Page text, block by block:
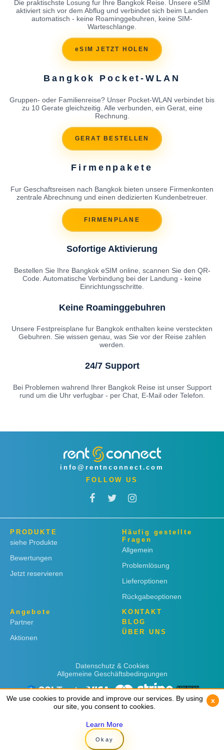
Die praktischste Losung fur Ihre Bangkok Reise. Unsere eSIM
aktiviert sich vor dem Abflug und verbindet sich beim Landen
automatisch - keine Roaminggebuhren, keine SIM-
Warteschlange.
eSIM JETZT HOLEN
Bangkok Pocket-WLAN
Gruppen- oder Familienreise? Unser Pocket-WLAN verbindet bis
zu 10 Gerate gleichzeitig. Alle verbunden, ein Gerat, eine
Rechnung.
GERAT BESTELLEN
Firmenpakete
Fur Geschaftsreisen nach Bangkok bieten unsere Firmenkonten
zentrale Abrechnung und einen dedizierten Kundenbetreuer.
FIRMENPLANE
Sofortige Aktivierung
Bestellen Sie Ihre Bangkok eSIM online, scannen Sie den QR-
Code. Automatische Verbindung bei der Landung - keine
Einrichtungsschritte.
Keine Roaminggebuhren
Unsere Festpreisplane fur Bangkok enthalten keine versteckten
Gebuhren. Sie wissen genau, was Sie vor der Reise zahlen
werden.
24/7 Support
Bei Problemen wahrend Ihrer Bangkok Reise ist unser Support
rund um die Uhr verfugbar - per Chat, E-Mail oder Telefon.
info@rentnconnect.com
FOLLOW US
PRODUKTE
siehe Produkte
Bewertungen
Jetzt reservieren
Häufig gestellte
Fragen
Allgemein
Problemlösung
Lieferoptionen
Rückgabeoptionen
Angebote
Partner
Aktionen
KONTAKT
BLOG
ÜBER UNS
Datenschutz & Cookies
Allgemeine Geschäftsbedingungen
Copyright © 2019 Rent 'n Connect
We use cookies to provide and improve our services. By using
our site, you consent to cookies.
Learn More
Okay
x
We use cookies to provide and improve our services. By using
our site, you consent to cookies.
Learn More
Okay
x